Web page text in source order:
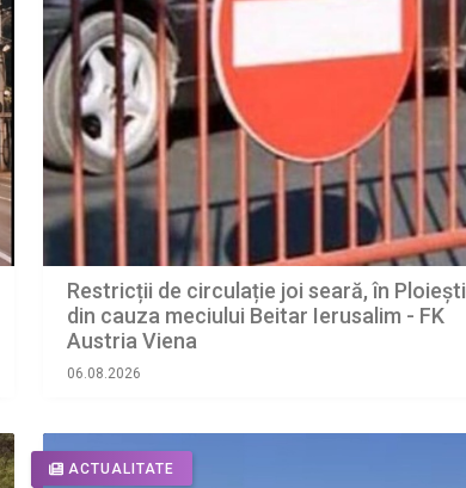
Restricții de circulație joi seară, în
din cauza meciului Beitar Ierusalim - FK
Austria Viena
06.08.2026
ACTUALITATE